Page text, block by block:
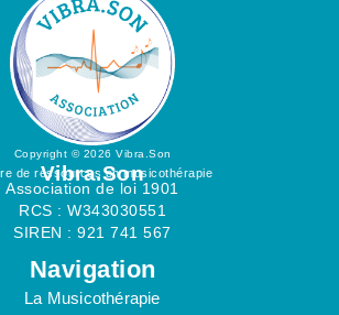
Copyright © 2026 Vibra.Son
Vibra.Son
de ressources en musicothérapie
Association de loi 1901
RCS : W343030551
SIREN : 921 741 567
Navigation
La Musicothérapie